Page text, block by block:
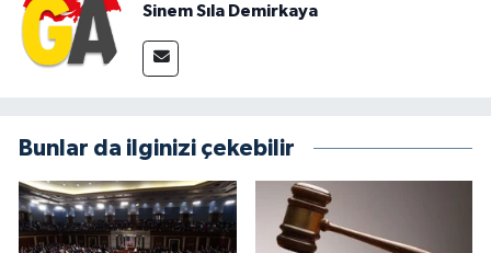
Sinem Sıla Demirkaya
Bunlar da ilginizi çekebilir